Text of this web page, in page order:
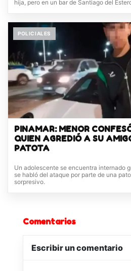
hija, pero en un bar de Santiago del
POLICIALES
PINAMAR: MENOR
QUIEN AGREDIÓ A SU
PATOTA
Un adolescente se encuentra internado
se habló del ataque por parte de una
sorpresivo.
Comentarios
Escribir un comentario